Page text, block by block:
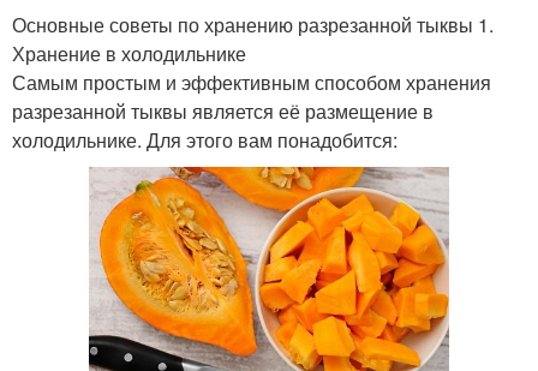
Основные советы по хранению разрезанной тыквы 1.
Хранение в холодильнике
Самым простым и эффективным способом хранения
разрезанной тыквы является её размещение в
холодильнике. Для этого вам понадобится: